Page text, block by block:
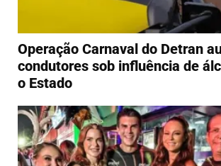
Operação Carnaval do Detran
condutores sob influência de
o Estado